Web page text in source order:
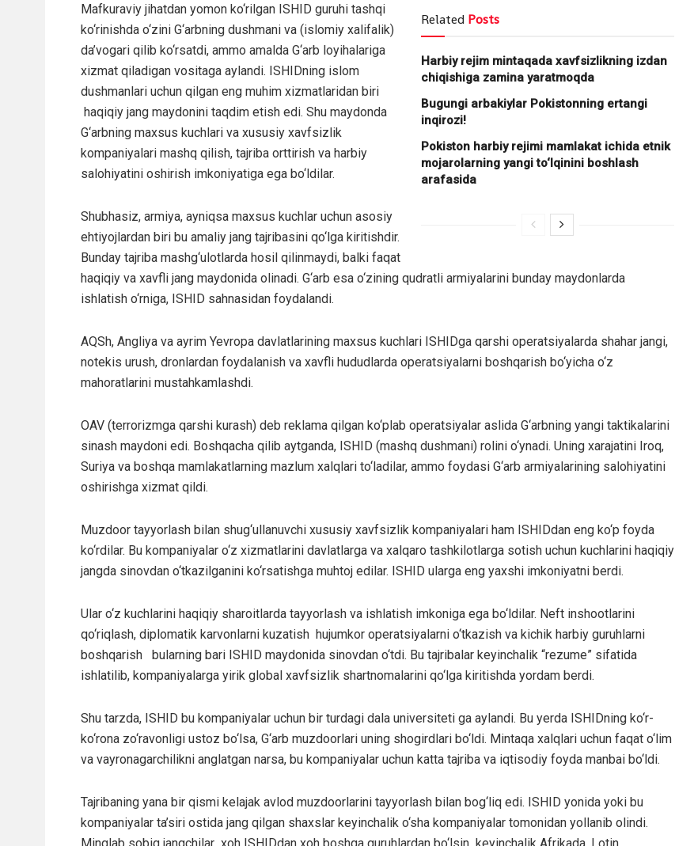
Related Posts
Harbiy rejim mintaqada xavfsizlikning izdan
chiqishiga zamina yaratmoqda
Bugungi arbakiylar Pokistonning ertangi
inqirozi!
Pokiston harbiy rejimi mamlakat ichida etnik
mojarolarning yangi to‘lqinini boshlash
arafasida
Mafkuraviy jihatdan yomon ko‘rilgan ISHID guruhi tashqi
ko‘rinishda o‘zini G‘arbning dushmani va (islomiy xalifalik)
da’vogari qilib ko‘rsatdi, ammo amalda G‘arb loyihalariga
xizmat qiladigan vositaga aylandi. ISHIDning islom
dushmanlari uchun qilgan eng muhim xizmatlaridan biri
haqiqiy jang maydonini taqdim etish edi. Shu maydonda
G‘arbning maxsus kuchlari va xususiy xavfsizlik
kompaniyalari mashq qilish, tajriba orttirish va harbiy
salohiyatini oshirish imkoniyatiga ega bo‘ldilar.
Shubhasiz, armiya, ayniqsa maxsus kuchlar uchun asosiy
ehtiyojlardan biri bu amaliy jang tajribasini qo‘lga kiritishdir.
Bunday tajriba mashg‘ulotlarda hosil qilinmaydi, balki faqat
haqiqiy va xavfli jang maydonida olinadi. G‘arb esa o‘zining qudratli armiyalarini bunday maydonlarda
ishlatish o‘rniga, ISHID sahnasidan foydalandi.
AQSh, Angliya va ayrim Yevropa davlatlarining maxsus kuchlari ISHIDga qarshi operatsiyalarda shahar jangi,
notekis urush, dronlardan foydalanish va xavfli hududlarda operatsiyalarni boshqarish bo‘yicha o‘z
mahoratlarini mustahkamlashdi.
OAV (terrorizmga qarshi kurash) deb reklama qilgan ko‘plab operatsiyalar aslida G‘arbning yangi taktikalarini
sinash maydoni edi. Boshqacha qilib aytganda, ISHID (mashq dushmani) rolini o‘ynadi. Uning xarajatini Iroq,
Suriya va boshqa mamlakatlarning mazlum xalqlari to‘ladilar, ammo foydasi G‘arb armiyalarining salohiyatini
oshirishga xizmat qildi.
Muzdoor tayyorlash bilan shug‘ullanuvchi xususiy xavfsizlik kompaniyalari ham ISHIDdan eng ko‘p foyda
ko‘rdilar. Bu kompaniyalar o‘z xizmatlarini davlatlarga va xalqaro tashkilotlarga sotish uchun kuchlarini haqiqiy
jangda sinovdan o‘tkazilganini ko‘rsatishga muhtoj edilar. ISHID ularga eng yaxshi imkoniyatni berdi.
Ular o‘z kuchlarini haqiqiy sharoitlarda tayyorlash va ishlatish imkoniga ega bo‘ldilar. Neft inshootlarini
qo‘riqlash, diplomatik karvonlarni kuzatish hujumkor operatsiyalarni o‘tkazish va kichik harbiy guruhlarni
boshqarish bularning bari ISHID maydonida sinovdan o‘tdi. Bu tajribalar keyinchalik “rezume” sifatida
ishlatilib, kompaniyalarga yirik global xavfsizlik shartnomalarini qo‘lga kiritishda yordam berdi.
Shu tarzda, ISHID bu kompaniyalar uchun bir turdagi dala universiteti ga aylandi. Bu yerda ISHIDning ko‘r-
ko‘rona zo‘ravonligi ustoz bo‘lsa, G‘arb muzdoorlari uning shogirdlari bo‘ldi. Mintaqa xalqlari uchun faqat o‘lim
va vayronagarchilikni anglatgan narsa, bu kompaniyalar uchun katta tajriba va iqtisodiy foyda manbai bo‘ldi.
Tajribaning yana bir qismi kelajak avlod muzdoorlarini tayyorlash bilan bog‘liq edi. ISHID yonida yoki bu
kompaniyalar ta’siri ostida jang qilgan shaxslar keyinchalik o‘sha kompaniyalar tomonidan yollanib olindi.
Minglab sobiq jangchilar xoh ISHIDdan xoh boshqa guruhlardan bo‘lsin keyinchalik Afrikada, Lotin